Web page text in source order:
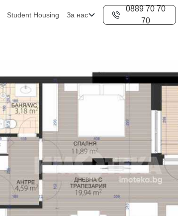
Student Housing За нас
0889 70 70
70